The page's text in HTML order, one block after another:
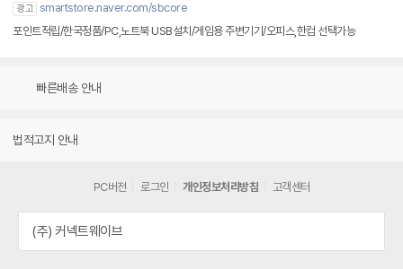
광고 smartstore.naver.com/sbcore
포인트적립/한국정품/PC,노트북 USB설치/게임용 주변기기/오피스,한컴 선택가능
빠른배송 안내
법적고지 안내
PC버전 로그인 개인정보처리방침 고객센터
(주) 커넥트웨이브